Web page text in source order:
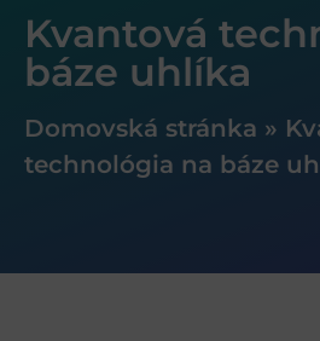
Kvantová
báze uhlíka
Domovská stránka »
technológia na báze